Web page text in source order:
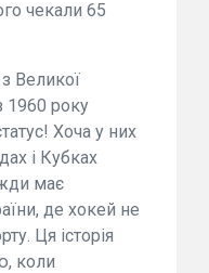
чекали 65
Великої
1960 року
Хоча у них
і Кубках
має
де хокей не
Ця історія
коли